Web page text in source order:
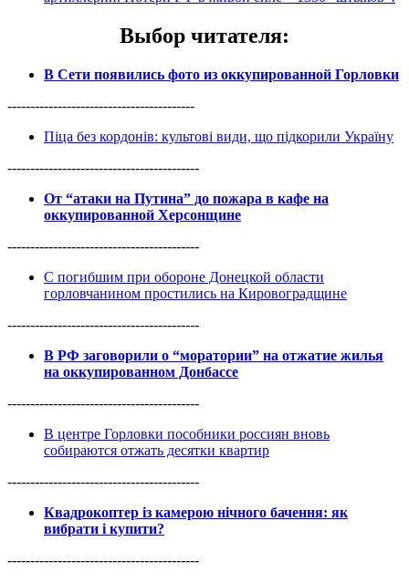
Выбор читателя:
В Сети появились фото из оккупированной Горловки
-----------------------------------------
Піца без кордонів: культові види, що підкорили Україну
------------------------------------------
От “атаки на Путина” до пожара в кафе на
оккупированной Херсонщине
------------------------------------------
С погибшим при обороне Донецкой области
горловчанином простились на Кировоградщине
------------------------------------------
В РФ заговорили о “моратории” на отжатие жилья
на оккупированном Донбассе
------------------------------------------
В центре Горловки пособники россиян вновь
собираются отжать десятки квартир
------------------------------------------
Квадрокоптер із камерою нічного бачення: як
вибрати і купити?
------------------------------------------